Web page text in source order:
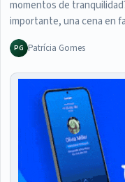
momentos de
importante, una cena en
PG Patrícia Gomes